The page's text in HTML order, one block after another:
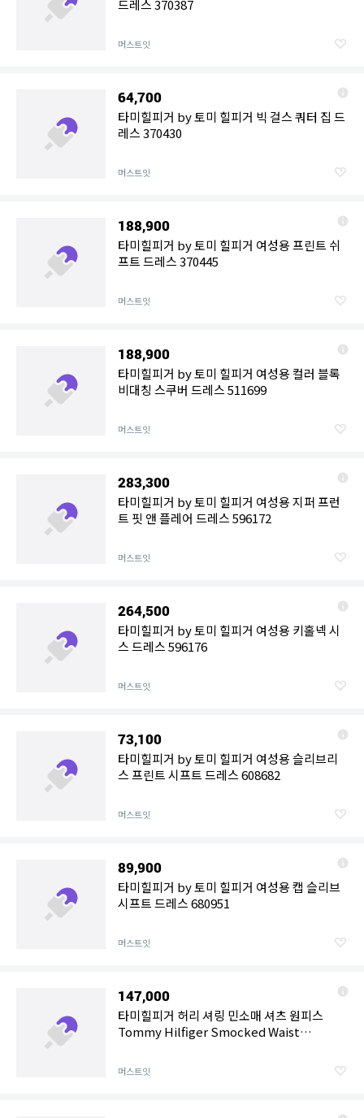
드레스 370387
머스트잇
64,700
타미힐피거 by 토미 힐피거 빅 걸스 쿼터 집 드
레스 370430
머스트잇
188,900
타미힐피거 by 토미 힐피거 여성용 프린트 쉬
프트 드레스 370445
머스트잇
188,900
타미힐피거 by 토미 힐피거 여성용 컬러 블록
비대칭 스쿠버 드레스 511699
머스트잇
283,300
타미힐피거 by 토미 힐피거 여성용 지퍼 프런
트 핏 앤 플레어 드레스 596172
머스트잇
264,500
타미힐피거 by 토미 힐피거 여성용 키홀넥 시
스 드레스 596176
머스트잇
73,100
타미힐피거 by 토미 힐피거 여성용 슬리브리
스 프린트 시프트 드레스 608682
머스트잇
89,900
타미힐피거 by 토미 힐피거 여성용 캡 슬리브
시프트 드레스 680951
머스트잇
147,000
타미힐피거 허리 셔링 민소매 셔츠 원피스
Tommy Hilfiger Smocked Waist
머스트잇